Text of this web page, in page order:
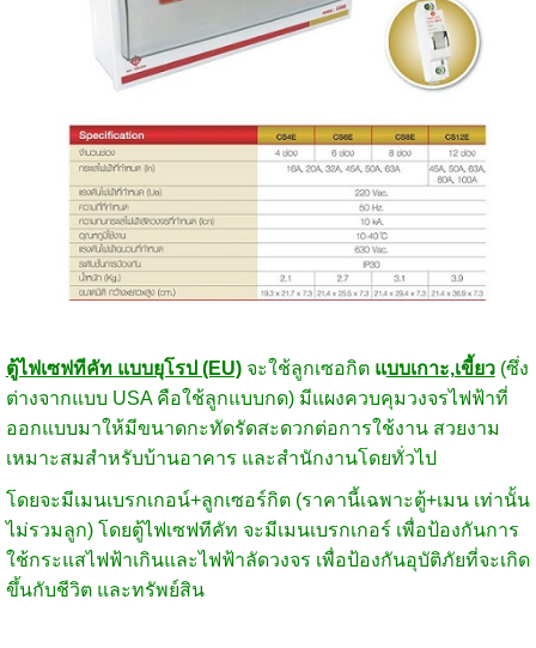
ตู้ไฟเซฟทีคัท แบบยุโรป (EU)จะใช้ลูกเซอกิต แบบเกาะ,เขี้ยว(ซึ่ง
ต่างจากแบบ USA คือใช้ลูกแบบกด) มีแผงควบคุมวงจรไฟฟ้าที่
ออกแบบมาให้มีขนาดกะทัดรัดสะดวกต่อการใช้งาน สวยงาม
เหมาะสมสำหรับบ้านอาคาร และสำนักงานโดยทั่วไป
โดยจะมีเมนเบรกเกอน์+ลูกเซอร์กิต (ราคานี้เฉพาะตู้+เมน เท่านั้น
ไม่รวมลูก) โดยตู้ไฟเซฟทีคัท จะมีเมนเบรกเกอร์ เพื่อป้องกันการ
ใช้กระแสไฟฟ้าเกินและไฟฟ้าลัดวงจร เพื่อป้องกันอุบัติภัยที่จะเกิด
ขึ้นกับชีวิต และทรัพย์สิน